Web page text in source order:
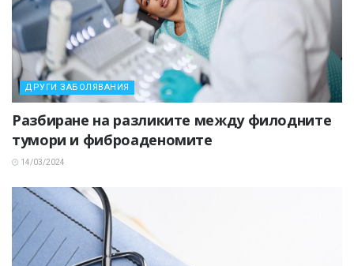
ДРУГИ ЗАБОЛЯВАНИЯ
Разбиране на разликите между филодните
тумори и фиброаденомите
14/03/2024